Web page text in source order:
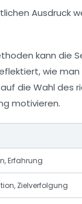
Ausdruck
kann die
wie
die Wahl des
motivieren.
Erfahrung
Zielverfolgung